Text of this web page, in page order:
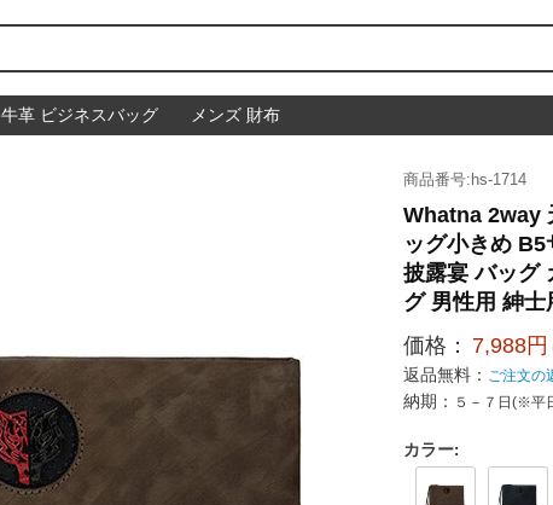
牛革 ビジネスバッグ メンズ 財布
商品番号:hs-1714
Whatna 2way
ッグ小きめ
披露宴 バッグ
グ 男性用 紳
価格： 7,988円
返品無料： ご注文の
納期： ５－７日(※平
カラー: